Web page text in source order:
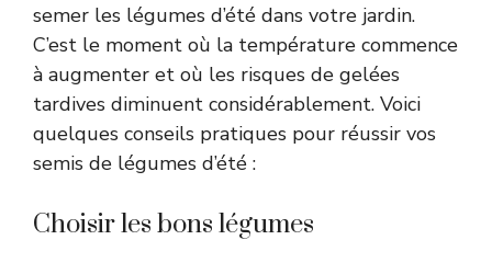
semer les légumes d’été dans votre jardin.
C’est le moment où la température commence
à augmenter et où les risques de gelées
tardives diminuent considérablement. Voici
quelques conseils pratiques pour réussir vos
semis de légumes d’été :
Choisir les bons légumes